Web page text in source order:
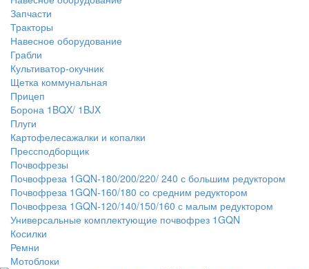
Запчасти
Тракторы
Навесное оборудование
Грабли
Культиватор-окучник
Щетка коммунальная
Прицеп
Борона 1BQX/ 1BJX
Плуги
Картофелесажалки и копалки
Прессподборщик
Почвофрезы
Почвофреза 1GQN-180/200/220/ 240 с большим редуктором
Почвофреза 1GQN-160/180 со средним редуктором
Почвофреза 1GQN-120/140/150/160 с малым редуктором
Универсальные комплектующие почвофрез 1GQN
Косилки
Ремни
Мотоблоки